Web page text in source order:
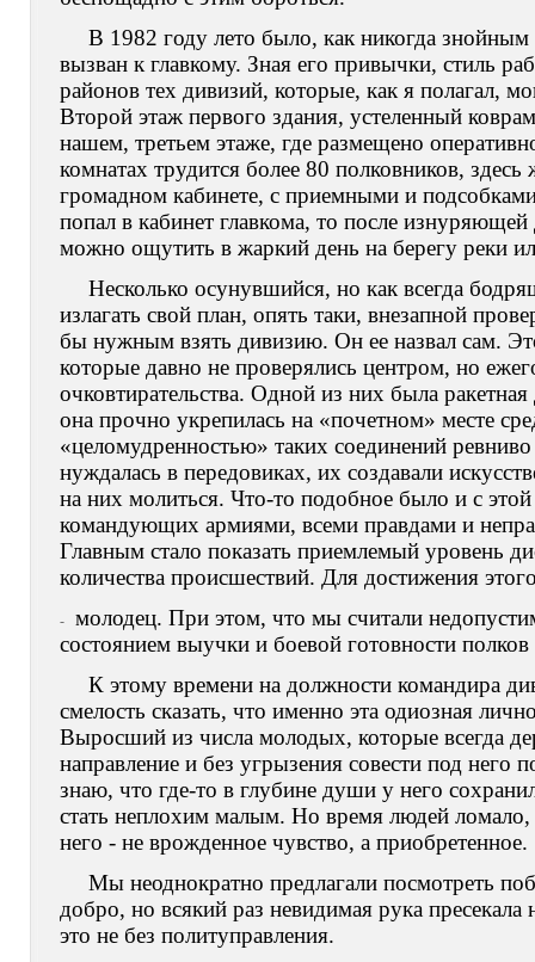
В 1982 году лето было, как никогда
вызван к главкому. Зная его привычки, стиль
районов тех дивизий, которые, как я полагал,
Второй этаж первого здания, устеленный
нашем, третьем этаже, где размещено
комнатах трудится более 80 полковников,
громадном кабинете, с приемными и
попал в кабинет главкома, то после
можно ощутить в жаркий день на берегу реки
Несколько осунувшийся, но как всегда
излагать свой план, опять таки, внезапной
бы нужным взять дивизию. Он ее назвал сам.
которые давно не проверялись центром, но
очковтирательства. Одной из них была
она прочно укрепилась на «почетном» месте
«целомудренностью» таких соединений
нуждалась в передовиках, их создавали
на них молиться. Что-то подобное было и с
командующих армиями, всеми правдами и
Главным стало показать приемлемый уровень
количества происшествий. Для достижения
-
молодец. При этом, что мы считали
состоянием выучки и боевой готовности
К этому времени на должности командира
смелость сказать, что именно эта одиозная
Выросший из числа молодых, которые всегда
направление и без угрызения совести под него
знаю, что где-то в глубине души у него
стать неплохим малым. Но время людей
него - не врожденное чувство, а приобретенное.
Мы неоднократно предлагали посмотреть
добро, но всякий раз невидимая рука
это не без политуправления.